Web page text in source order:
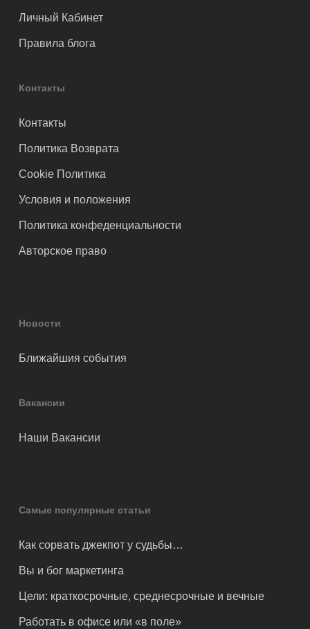
Личный Кабинет
Правила блога
Контакты
Контакты
Политика Возврата
Cookie Политика
Условия и положения
Политика конфеденциальности
Авторское право
Новости
Ближайшия события
Вакансии
Наши Вакансии
Самые популярные статьи
Как сорвать джекпот у судьбы…
Вы и бог маркетинга
Цели: краткосрочные, среднесрочные и вечные
Работать в офисе или «в поле»